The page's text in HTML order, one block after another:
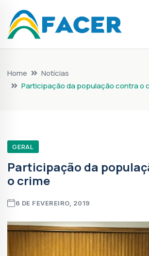
Home
Notícias
Participação da população contra o
GERAL
Participação da
o crime
6 DE FEVEREIRO, 2019